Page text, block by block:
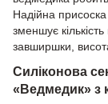
Надійна
зменшує
завширшки,
Силіконова
«Ведмедик» з